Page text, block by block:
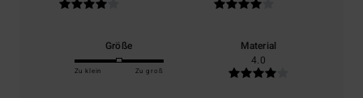
Größe
Zu klein Zu groß
Material
4.0